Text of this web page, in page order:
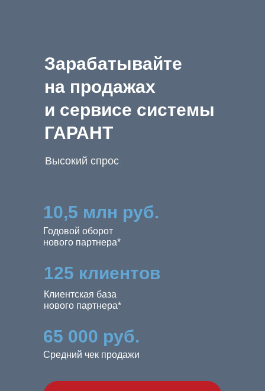
|
Годовой оборот
нового партнера*
Клиентская база
нового партнера*
Средний чек продажи
65 000 руб.
125 клиентов
10,5 млн руб.
Зарабатывайте
на продажах
и сервисе системы
ГАРАНТ